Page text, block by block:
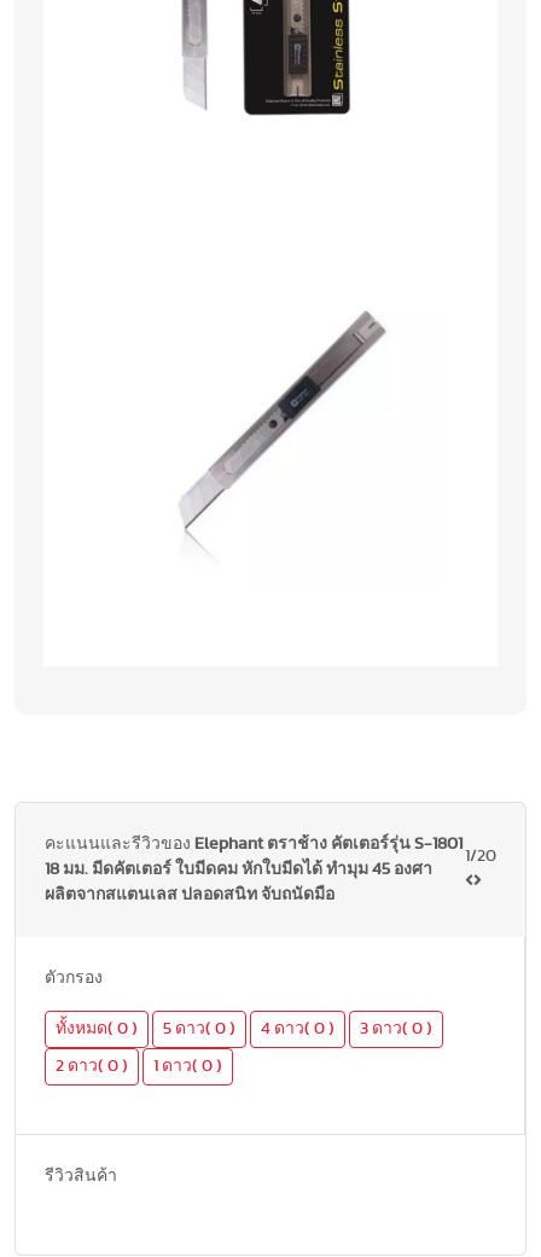
คะแนนและรีวิวของ Elephant ตราช้าง คัตเตอร์รุ่น S-1801
18 มม. มีดคัตเตอร์ ใบมีดคม หักใบมีดได้ ทำมุม 45 องศา
ผลิตจากสแตนเลส ปลอดสนิท จับถนัดมือ
1/20
ตัวกรอง
ทั้งหมด( 0 ) 5 ดาว( 0 ) 4 ดาว( 0 ) 3 ดาว( 0 )
2 ดาว( 0 ) 1 ดาว( 0 )
รีวิวสินค้า